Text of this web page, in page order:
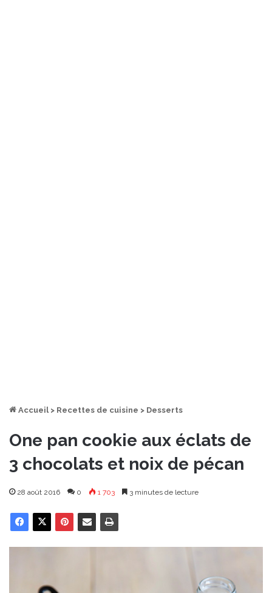
Accueil > Recettes de cuisine > Desserts
One pan cookie aux éclats de
3 chocolats et noix de pécan
28 août 2016 0 1 703 3 minutes de lecture